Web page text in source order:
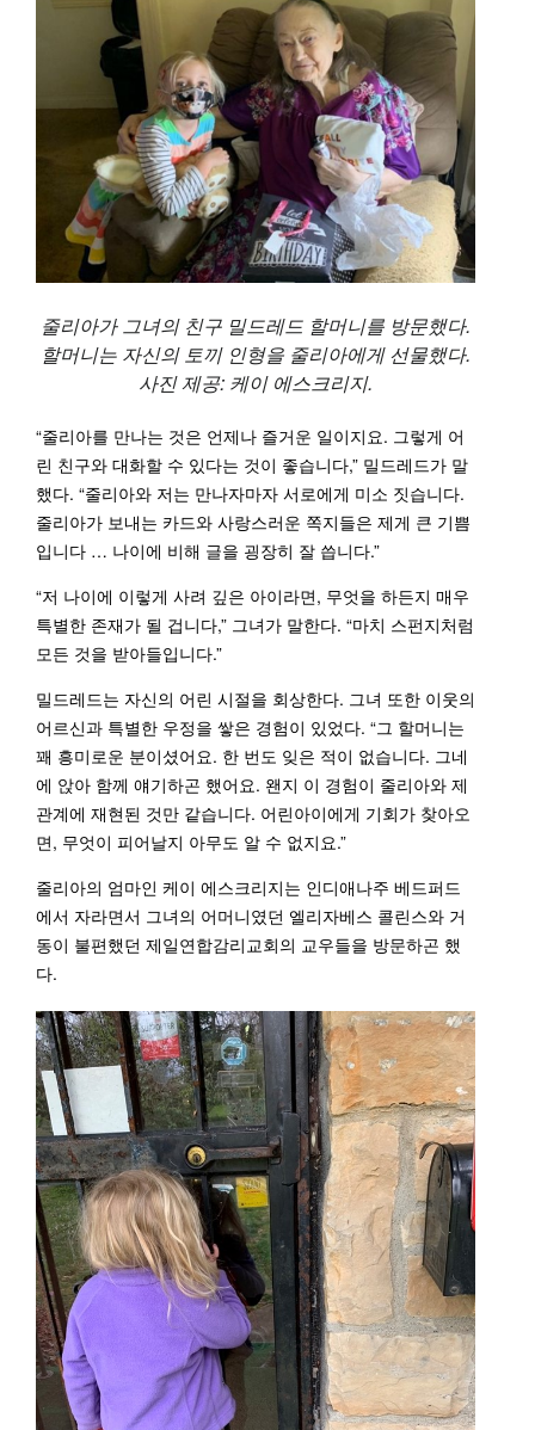
줄리아가 그녀의 친구 밀드레드 할머니를 방문했다.
할머니는 자신의 토끼 인형을 줄리아에게 선물했다.
사진 제공: 케이 에스크리지.
“줄리아를 만나는 것은 언제나 즐거운 일이지요. 그렇게 어
린 친구와 대화할 수 있다는 것이 좋습니다,” 밀드레드가 말
했다. “줄리아와 저는 만나자마자 서로에게 미소 짓습니다.
줄리아가 보내는 카드와 사랑스러운 쪽지들은 제게 큰 기쁨
입니다 … 나이에 비해 글을 굉장히 잘 씁니다.”
“저 나이에 이렇게 사려 깊은 아이라면, 무엇을 하든지 매우
특별한 존재가 될 겁니다,” 그녀가 말한다. “마치 스펀지처럼
모든 것을 받아들입니다.”
밀드레드는 자신의 어린 시절을 회상한다. 그녀 또한 이웃의
어르신과 특별한 우정을 쌓은 경험이 있었다. “그 할머니는
꽤 흥미로운 분이셨어요. 한 번도 잊은 적이 없습니다. 그네
에 앉아 함께 얘기하곤 했어요. 왠지 이 경험이 줄리아와 제
관계에 재현된 것만 같습니다. 어린아이에게 기회가 찾아오
면, 무엇이 피어날지 아무도 알 수 없지요.”
줄리아의 엄마인 케이 에스크리지는 인디애나주 베드퍼드
에서 자라면서 그녀의 어머니였던 엘리자베스 콜린스와 거
동이 불편했던 제일연합감리교회의 교우들을 방문하곤 했
다.